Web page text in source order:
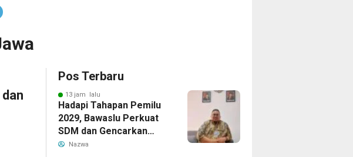
Pos Terbaru
13 jam lalu
Hadapi Tahapan Pemilu
2029, Bawaslu Perkuat
SDM dan Gencarkan
Pendidikan Demokrasi
Nazwa